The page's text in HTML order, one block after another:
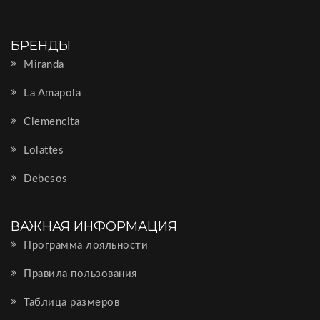
БРЕНДЫ
Miranda
La Amapola
Clemencita
Lolattes
Debesos
ВАЖНАЯ ИНФОРМАЦИЯ
Программа лояльности
Правила пользования
Таблица размеров